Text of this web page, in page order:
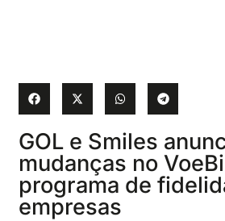
GOL e Smiles
mudanças no
programa de
empresas